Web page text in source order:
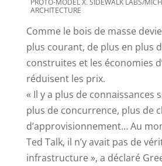
ARCHITECTURE
Comme le bois de masse
plus courant, de plus en plus
construites et les économies
réduisent les prix.
« Il y a plus de connaissances
plus de concurrence, plus de
d’approvisionnement… Au
Ted Talk, il n’y avait pas de
infrastructure », a déclaré